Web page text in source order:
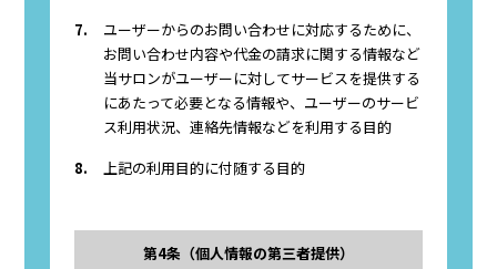
7.
ユーザーからのお問い合わせに対応するために、
お問い合わせ内容や代金の請求に関する情報など
当サロンがユーザーに対してサービスを提供する
にあたって必要となる情報や、ユーザーのサービ
ス利用状況、連絡先情報などを利用する目的
8.
上記の利用目的に付随する目的
第4条（個人情報の第三者提供）